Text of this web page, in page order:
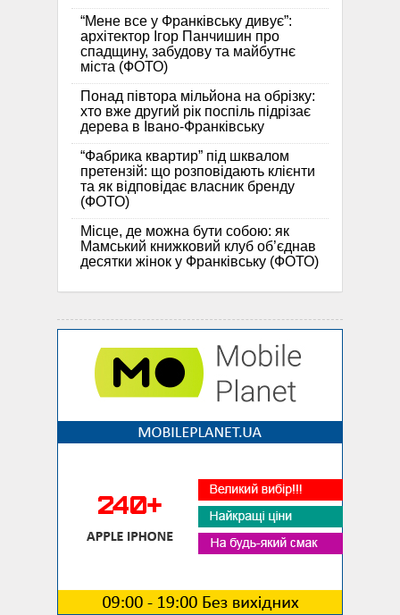
“Мене все у Франківську дивує”:
архітектор Ігор Панчишин про
спадщину, забудову та майбутнє
міста (ФОТО)
Понад півтора мільйона на обрізку:
хто вже другий рік поспіль підрізає
дерева в Івано-Франківську
“Фабрика квартир” під шквалом
претензій: що розповідають клієнти
та як відповідає власник бренду
(ФОТО)
Місце, де можна бути собою: як
Мамський книжковий клуб об’єднав
десятки жінок у Франківську (ФОТО)